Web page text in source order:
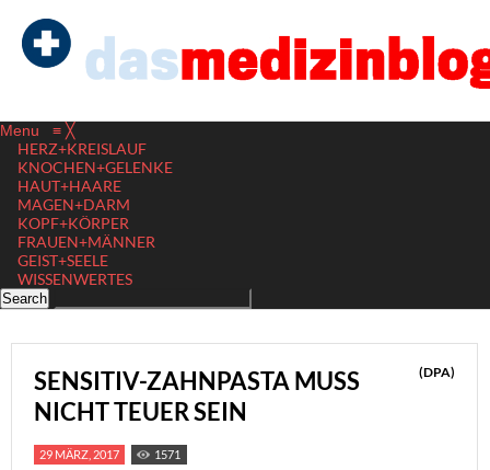
Menu ≡ ╳
HERZ+KREISLAUF
KNOCHEN+GELENKE
HAUT+HAARE
MAGEN+DARM
KOPF+KÖRPER
FRAUEN+MÄNNER
GEIST+SEELE
WISSENWERTES
SENSITIV-ZAHNPASTA MUSS
NICHT TEUER SEIN
(DPA)
29 MÄRZ, 2017 1571